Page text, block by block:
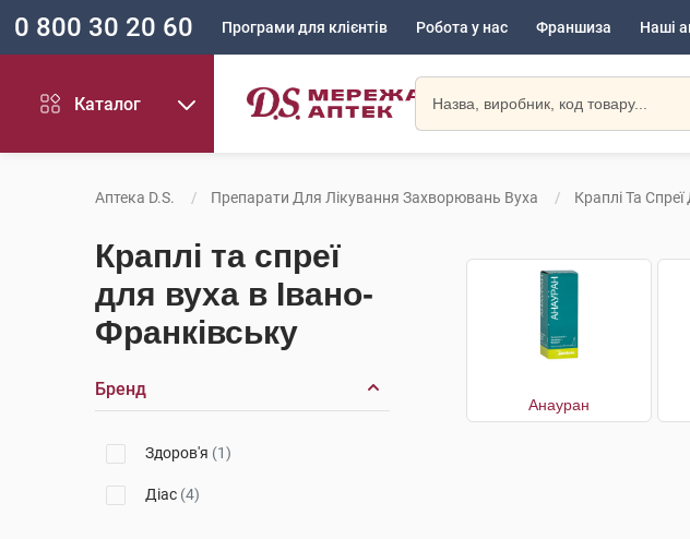
0 800 30 20 60 Програми для клієнтів Робота у нас Франшиза Наші
Каталог
Аптека D.S. Препарати Для Лікування Захворювань Вуха Краплі Та
Краплі та спреї
для вуха в Івано-
Франківську
Бренд
Здоров'я (1)
Діас (4)
Анауран